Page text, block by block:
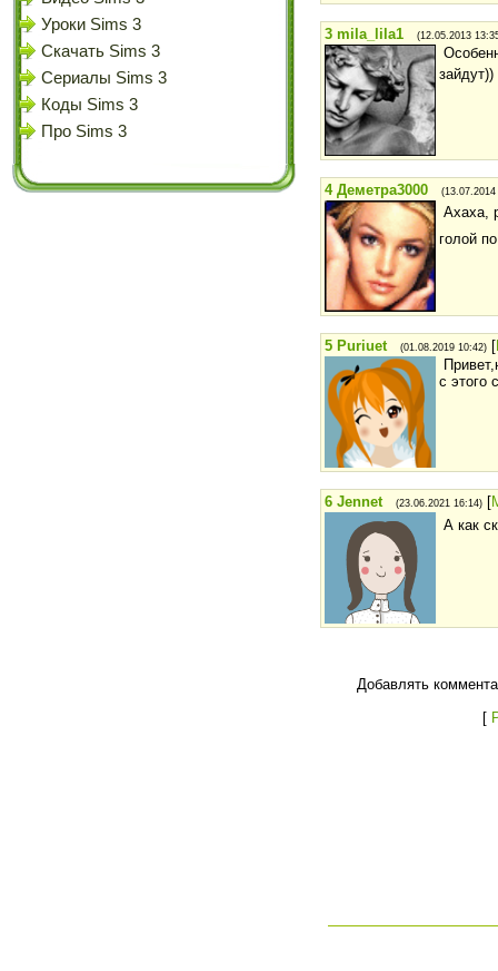
Уроки Sims 3
Скачать Sims 3
Сериалы Sims 3
Коды Sims 3
Про Sims 3
3 mila_lila1 (12.05.2013
зайдут))
4 Деметра3000 (13.07.2014
Ахаха,
голой
5 Puriuet (01.08.2019 10:42) [
с этого
6 Jennet (23.06.2021 16:14) [
А как
Добавлять
[